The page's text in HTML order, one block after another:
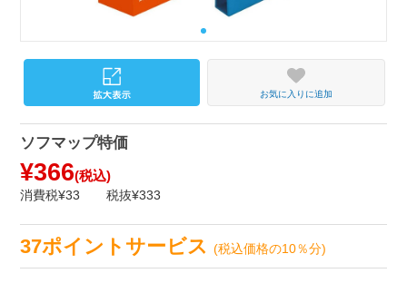
お気に入りに追加
ソフマップ特価
¥366(税込)
消費税¥33 税抜¥333
37ポイントサービス(税込価格の10％分)